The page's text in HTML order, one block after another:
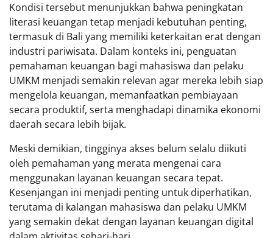
Kondisi tersebut menunjukkan bahwa peningkatan
literasi keuangan tetap menjadi kebutuhan penting,
termasuk di Bali yang memiliki keterkaitan erat dengan
industri pariwisata. Dalam konteks ini, penguatan
pemahaman keuangan bagi mahasiswa dan pelaku
UMKM menjadi semakin relevan agar mereka lebih siap
mengelola keuangan, memanfaatkan pembiayaan
secara produktif, serta menghadapi dinamika ekonomi
daerah secara lebih bijak.
Meski demikian, tingginya akses belum selalu diikuti
oleh pemahaman yang merata mengenai cara
menggunakan layanan keuangan secara tepat.
Kesenjangan ini menjadi penting untuk diperhatikan,
terutama di kalangan mahasiswa dan pelaku UMKM
yang semakin dekat dengan layanan keuangan digital